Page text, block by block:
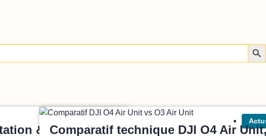
& points forts
Comparatif technique DJI O4 Air